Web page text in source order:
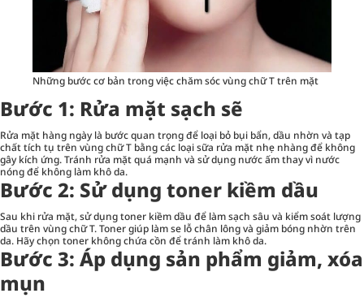
Những bước cơ bản trong việc chăm sóc vùng chữ T trên mặt
Bước 1: Rửa mặt sạch sẽ
Rửa mặt hàng ngày là bước quan trọng để loại bỏ bụi bẩn, dầu nhờn và tạp
chất tích tụ trên vùng chữ T bằng các loạisữa rửa mặt nhẹ nhàng để không
gây kích ứng. Tránh rửa mặt quá mạnh và sử dụng nước ấm thay vì nước
nóng để không làm khô da.
Bước 2: Sử dụng toner kiềm dầu
Sau khi rửa mặt, sử dụng toner kiềm dầu để làm sạch sâu và kiểm soát lượng
dầu trên vùng chữ T. Toner giúp làm se lỗ chân lông và giảm bóng nhờn trên
da. Hãy chọn toner không chứa cồn để tránh làm khô da.
Bước 3: Áp dụng sản phẩm giảm, xóa
mụn